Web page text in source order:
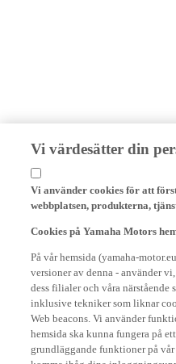
Vi värdesätter din
Vi använder cookies för att
webbplatsen, produkterna,
versioner av denna - använder
dess filialer och våra närstående
inklusive tekniker som liknar
Web beacons. Vi använder
hemsida ska kunna fungera på
grundläggande funktioner på
komma ihåg dina